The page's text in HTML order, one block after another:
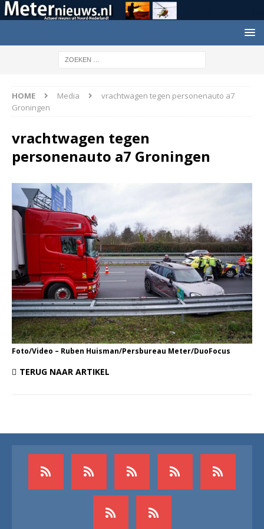
HOME Media
vrachtwagen tegen personenauto a7
Groningen
vrachtwagen tegen
personenauto a7 Groningen
Foto/Video – Ruben Huisman/Persbureau Meter/DuoFocus
TERUG NAAR ARTIKEL